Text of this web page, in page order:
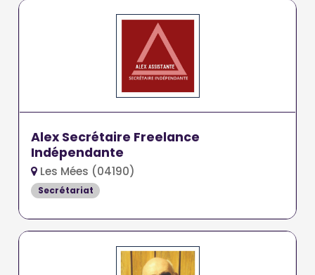
Alex Secrétaire Freelance
Indépendante
Les Mées (04190)
Secrétariat